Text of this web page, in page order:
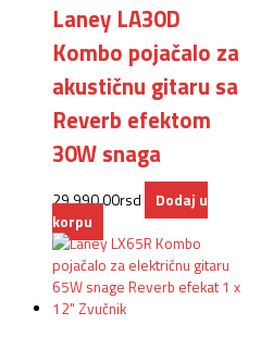
Laney LA30D
Kombo pojačalo za
akustičnu gitaru sa
Reverb efektom
30W snaga
29.990,00rsd
Dodaj u
korpu